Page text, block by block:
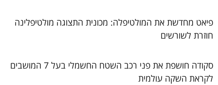
פיאט מחדשת את המולטיפלה: מכונית התצוגה מולטיפלינה
חוזרת לשורשים
סקודה חושפת את פני רכב השטח החשמלי בעל 7 המושבים
לקראת השקה עולמית